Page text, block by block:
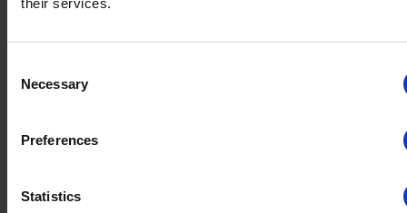
Selection
Necessary
Preferences
Statistics
ステムの提供を目指した。 Trustyouがこのコンペに勝利し、
された地域だからこそ達成できたチームワークの成果だ。.
たのか？
有益だ。普通、30～40室のホテルを経営する宿の主は、ウェ